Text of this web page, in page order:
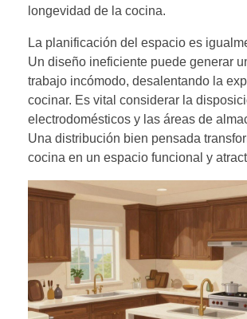
longevidad de la cocina.
La planificación del espacio es
Un diseño ineficiente puede generar
trabajo incómodo, desalentando la
cocinar. Es vital considerar la
electrodomésticos y las áreas de
Una distribución bien pensada
cocina en un espacio funcional y